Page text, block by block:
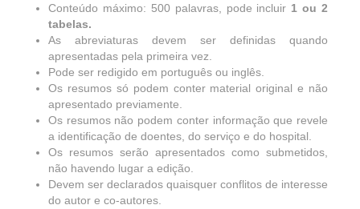
Conteúdo máximo: 500 palavras, pode incluir 1 ou 2
tabelas.
As abreviaturas devem ser definidas quando
apresentadas pela primeira vez.
Pode ser redigido em português ou inglês.
Os resumos só podem conter material original e não
apresentado previamente.
Os resumos não podem conter informação que revele
a identificação de doentes, do serviço e do hospital.
Os resumos serão apresentados como submetidos,
não havendo lugar a edição.
Devem ser declarados quaisquer conflitos de interesse
do autor e co-autores.